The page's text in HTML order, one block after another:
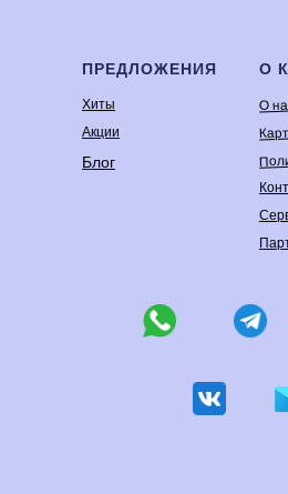
ПРЕДЛОЖЕНИЯ
Хиты
Акции
Блог
О
О